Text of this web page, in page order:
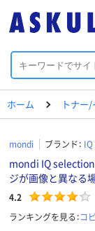
ホーム トナー
mondi ブランド：
mondi IQ
ジが画像と異なる
4.2
ランキングを見る：コ